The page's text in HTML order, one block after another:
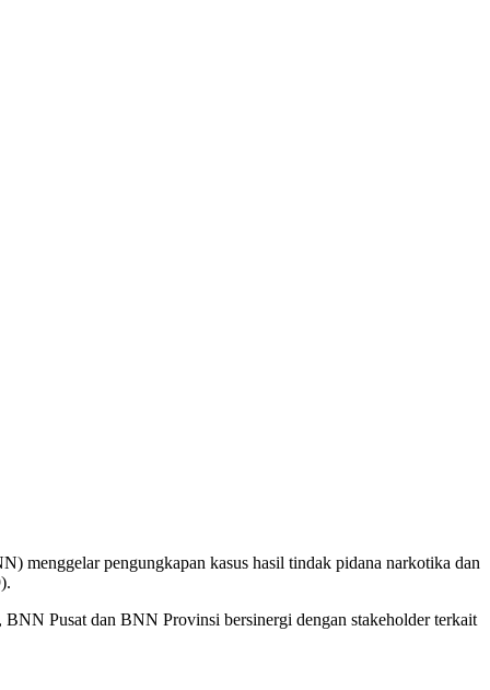
menggelar pengungkapan kasus hasil tindak pidana narkotika dan
Pusat dan BNN Provinsi bersinergi dengan stakeholder terkait